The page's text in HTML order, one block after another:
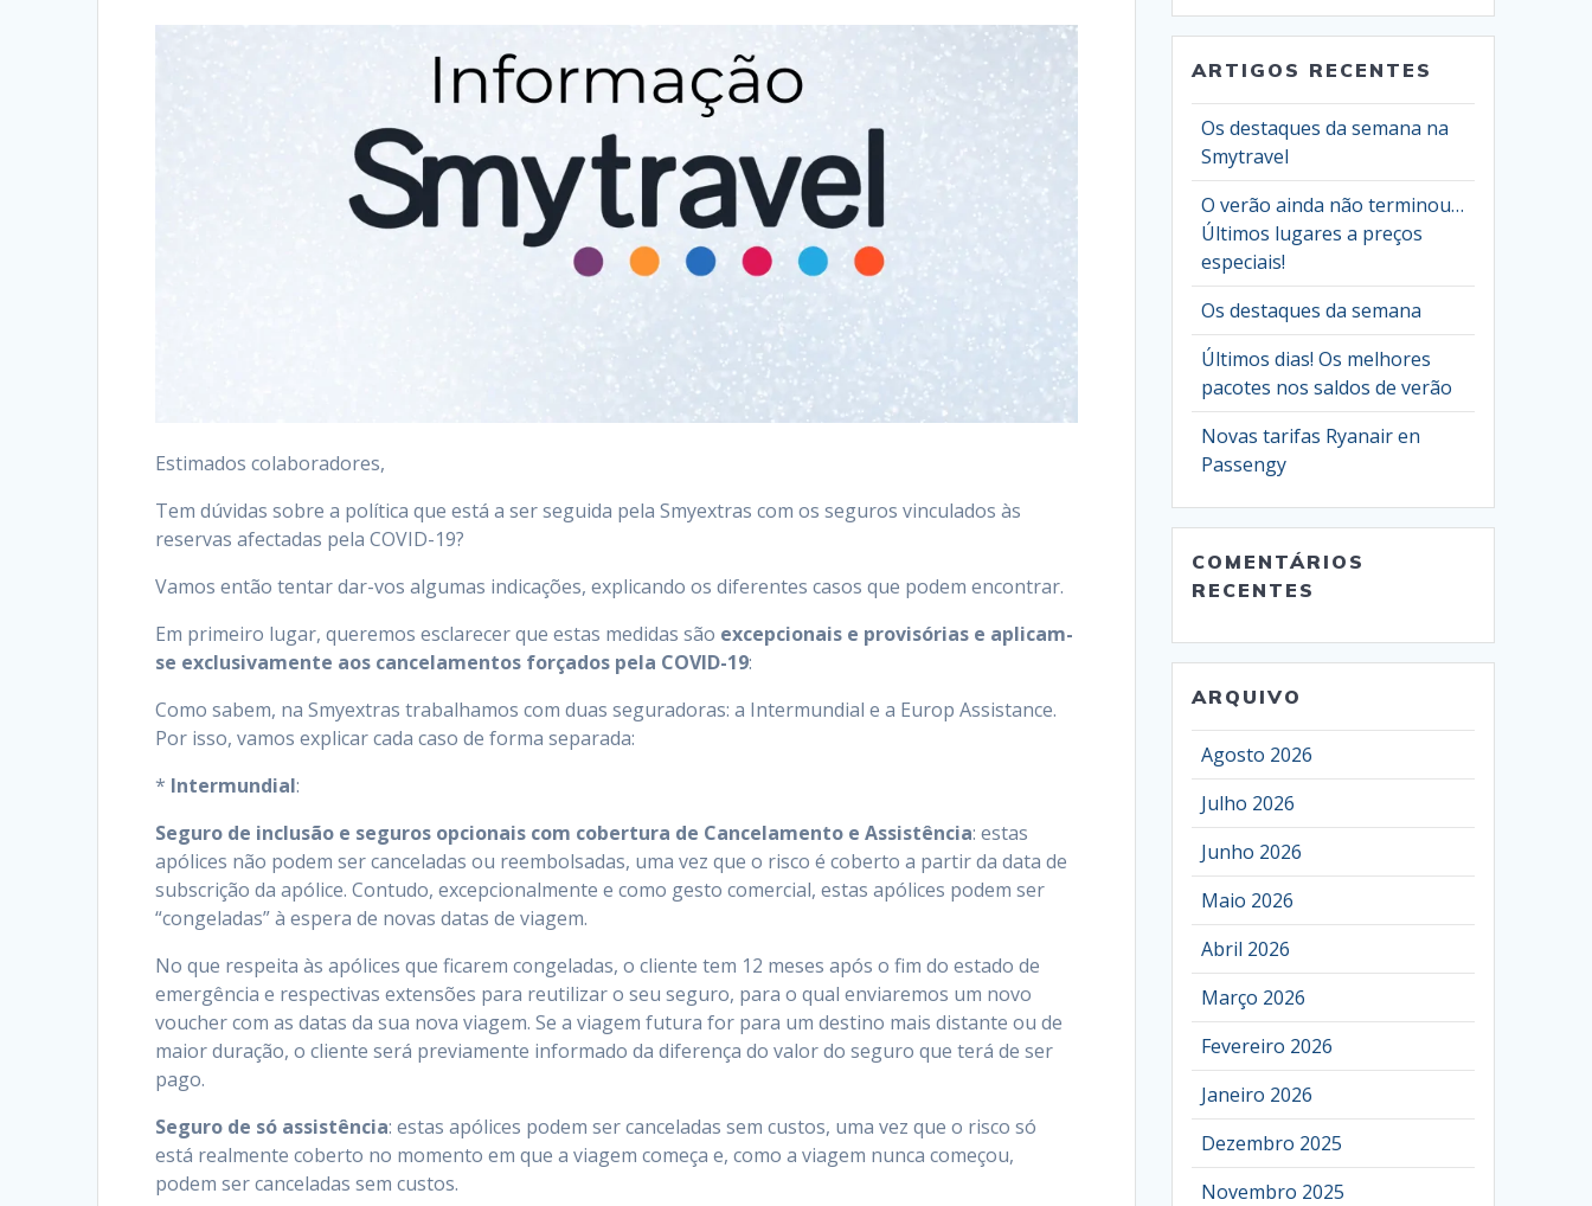
Estimados colaboradores,
Tem dúvidas sobre a política que está a ser seguida pela Smyextras com os seguros vinculados às
reservas afectadas pela COVID-19?
Vamos então tentar dar-vos algumas indicações, explicando os diferentes casos que podem encontrar.
Em primeiro lugar, queremos esclarecer que estas medidas são excepcionais e provisórias e aplicam-
se exclusivamente aos cancelamentos forçados pela COVID-19:
Como sabem, na Smyextras trabalhamos com duas seguradoras: a Intermundial e a Europ Assistance.
Por isso, vamos explicar cada caso de forma separada:
* Intermundial:
Seguro de inclusão e seguros opcionais com cobertura de Cancelamento e Assistência: estas
apólices não podem ser canceladas ou reembolsadas, uma vez que o risco é coberto a partir da data de
subscrição da apólice. Contudo, excepcionalmente e como gesto comercial, estas apólices podem ser
“congeladas” à espera de novas datas de viagem.
No que respeita às apólices que ficarem congeladas, o cliente tem 12 meses após o fim do estado de
emergência e respectivas extensões para reutilizar o seu seguro, para o qual enviaremos um novo
voucher com as datas da sua nova viagem. Se a viagem futura for para um destino mais distante ou de
maior duração, o cliente será previamente informado da diferença do valor do seguro que terá de ser
pago.
Seguro de só assistência: estas apólices podem ser canceladas sem custos, uma vez que o risco só
está realmente coberto no momento em que a viagem começa e, como a viagem nunca começou,
podem ser canceladas sem custos.
ARTIGOS RECENTES
Os destaques da semana na
Smytravel
O verão ainda não terminou…
Últimos lugares a preços
especiais!
Os destaques da semana
Últimos dias! Os melhores
pacotes nos saldos de verão
Novas tarifas Ryanair en
Passengy
COMENTÁRIOS
RECENTES
ARQUIVO
Agosto 2026
Julho 2026
Junho 2026
Maio 2026
Abril 2026
Março 2026
Fevereiro 2026
Janeiro 2026
Dezembro 2025
Novembro 2025